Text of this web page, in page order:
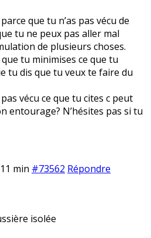
que tu n’as pas vécu de
tu ne peux pas aller mal
de plusieurs choses.
tu minimises ce que tu
tu dis que tu veux te faire du
vécu ce que tu cites c peut
entourage? N’hésites pas si tu
min #73562 Répondre
isolée